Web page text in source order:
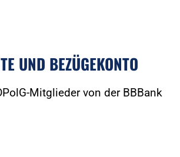
UND BEZÜGEKONTO
Mitglieder von der BBBank